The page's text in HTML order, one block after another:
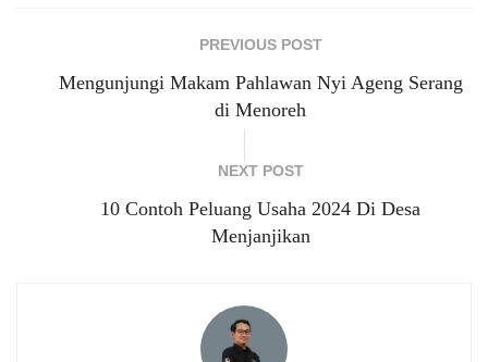
PREVIOUS POST
Mengunjungi Makam Pahlawan Nyi Ageng Serang
di Menoreh
NEXT POST
10 Contoh Peluang Usaha 2024 Di Desa
Menjanjikan